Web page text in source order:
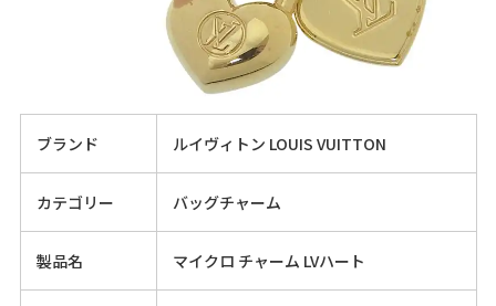
ブランド ルイヴィトン LOUIS VUITTON
カテゴリー バッグチャーム
製品名 マイクロ チャーム LVハート